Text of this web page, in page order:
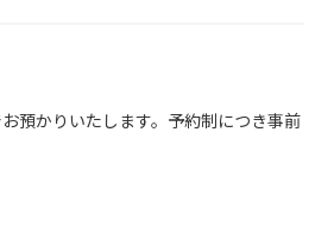
預かりいたします。予約制につき事前